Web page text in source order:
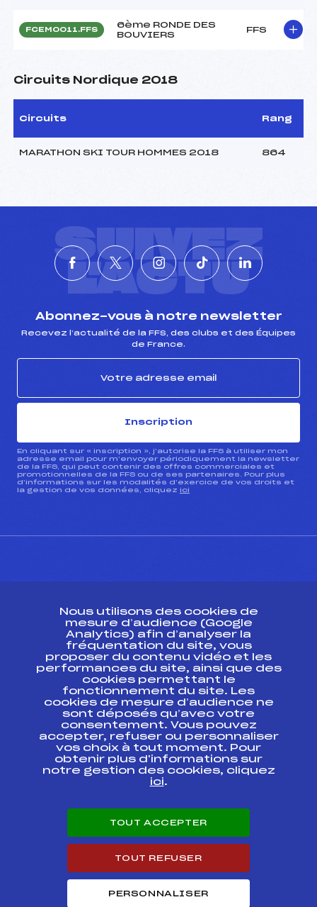
FCEM0011.FFS
6ème RONDE DES
BOUVIERS
FFS
Circuits Nordique 2018
Circuits Rang
MARATHON SKI TOUR HOMMES 2018 864
SUIVEZ
L'ACTU
Abonnez-vous à notre newsletter
Recevez l’actualité de la FFS, des clubs et des Équipes
de France.
Inscription
En cliquant sur « inscription », j’autorise la FFS à utiliser mon
adresse email pour m’envoyer périodiquement la newsletter
de la FFS, qui peut contenir des offres commerciales et
promotionnelles de la FFS ou de ses partenaires. Pour plus
d’informations sur les modalités d’exercice de vos droits et
la gestion de vos données, cliquez ici
ESPACE PRESSE
Ressources
Pass’Neige
Projet sportif fédéral
Projet de performance fédéral
Antidopage
Pôle Développement, Formation, Suivi
Scientifique
Listes ministérielles
Pôle vie de l’athlète
Carrières
Nous utilisons des cookies de
mesure d’audience (Google
Analytics) afin d’analyser la
fréquentation du site, vous
proposer du contenu vidéo et les
performances du site, ainsi que des
cookies permettant le
fonctionnement du site. Les
cookies de mesure d’audience ne
sont déposés qu’avec votre
consentement. Vous pouvez
accepter, refuser ou personnaliser
vos choix à tout moment. Pour
obtenir plus d'informations sur
notre gestion des cookies, cliquez
ici.
TOUT ACCEPTER
TOUT REFUSER
PERSONNALISER